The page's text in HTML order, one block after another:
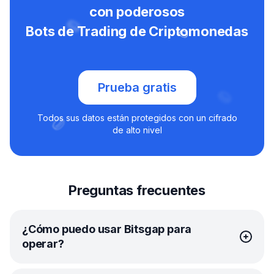
con poderosos
Bots de Trading de Criptomonedas
Prueba gratis
Todos sus datos están protegidos con un cifrado
de alto nivel
Preguntas frecuentes
¿Cómo puedo usar Bitsgap para
operar?